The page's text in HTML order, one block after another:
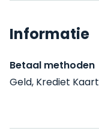
Informatie
Betaal methoden
Geld, Krediet Kaart